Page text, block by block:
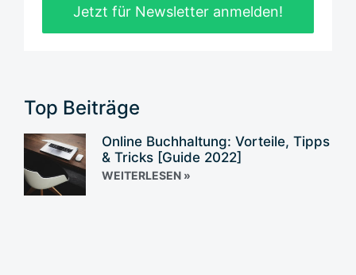
Jetzt für Newsletter anmelden!
Top Beiträge
Online Buchhaltung: Vorteile, Tipps
& Tricks [Guide 2022]
WEITERLESEN »